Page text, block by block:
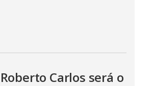
Carlos será o